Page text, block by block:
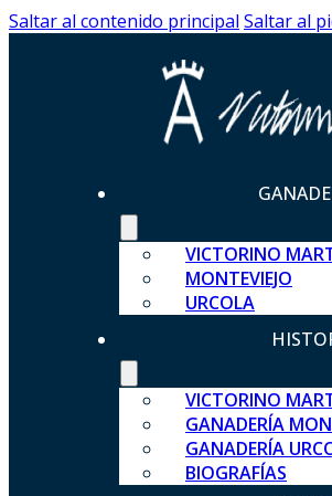
Saltar al contenido principal Saltar al
VICTORINO
MONTEVIEJO
URCOLA
VICTORINO
GANADERÍA
GANADERÍA
BIOGRAFÍAS